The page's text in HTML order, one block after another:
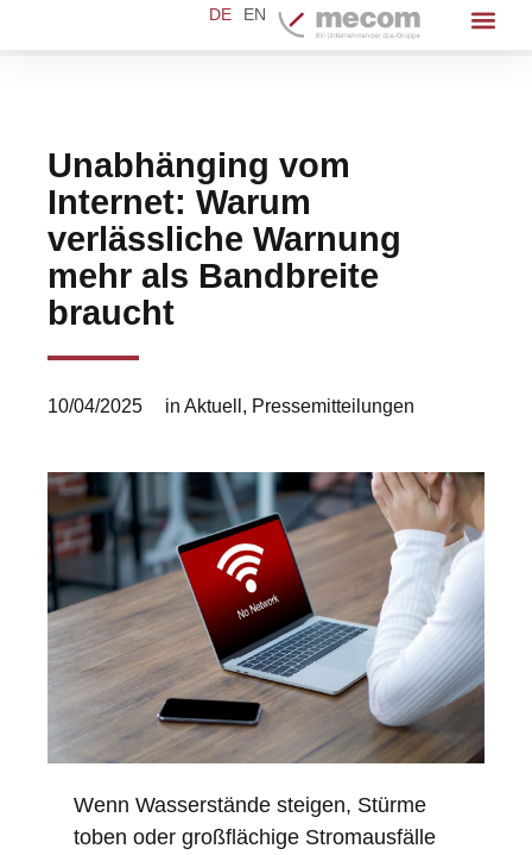
DE EN
Unabhänging vom
Internet: Warum
verlässliche Warnung
mehr als Bandbreite
braucht
10/04/2025 inAktuell , Pressemitteilungen
Wenn Wasserstände steigen, Stürme
toben oder großflächige Stromausfälle